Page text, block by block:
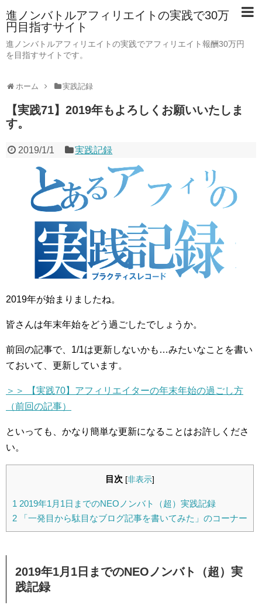
進ノンバトルアフィリエイトの実践で30万
円目指すサイト
進ノンバトルアフィリエイトの実践でアフィリエイト報酬30万円
を目指すサイトです。
ホーム 実践記録
【実践71】2019年もよろしくお願いいたしま
す。
2019/1/1 実践記録
2019年が始まりましたね。
皆さんは年末年始をどう過ごしたでしょうか。
前回の記事で、1/1は更新しないかも…みたいなことを書い
ておいて、更新しています。
＞＞ 【実践70】アフィリエイターの年末年始の過ごし方
（前回の記事）
といっても、かなり簡単な更新になることはお許しくださ
い。
目次 [非表示]
1 2019年1月1日までのNEOノンバト（超）実践記録
2 「一発目から駄目なブログ記事を書いてみた」のコーナー
2019年1月1日までのNEOノンバト（超）実
践記録